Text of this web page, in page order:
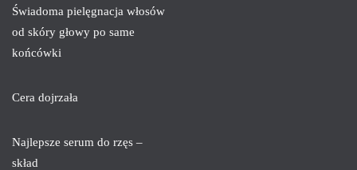
Świadoma pielęgnacja włosów
od skóry głowy po same
końcówki
Cera dojrzała
Najlepsze serum do rzęs –
skład